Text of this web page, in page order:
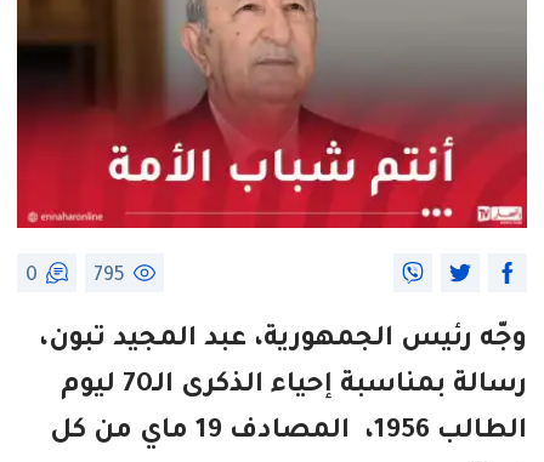
795
0
وجّه رئيس الجمهورية، عبد المجيد تبون،
رسالة بمناسبة إحياء الذكرى الـ70 ليوم
الطالب 1956، المصادف 19 ماي من كل